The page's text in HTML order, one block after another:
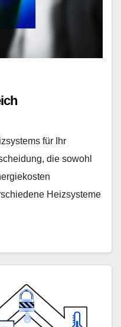
für Ihr
die sowohl
Heizsysteme